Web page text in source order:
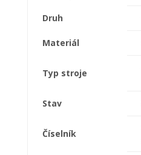
Druh
Materiál
Typ stroje
Stav
Číselník